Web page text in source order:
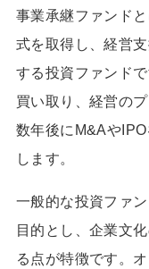
事業承継ファンド
式を取得し、経営
する投資ファンド
買い取り、経営の
数年後にM&AやIPO
します。​
一般的な投資ファ
目的とし、企業文
る点が特徴です。